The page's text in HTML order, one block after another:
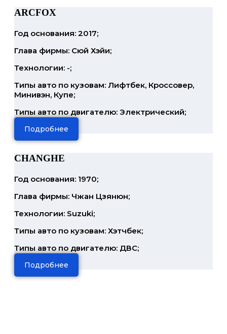
ARCFOX
Год основания: 2017;
Глава фирмы: Сюй Хэйи;
Технологии: -;
Типы авто по кузовам: Лифтбек, Кроссовер,
Минивэн, Купе;
Типы авто по двигателю: Электрический;
Подробнее
CHANGHE
Год основания: 1970;
Глава фирмы: Чжан Цзянюн;
Технологии: Suzuki;
Типы авто по кузовам: Хэтчбек;
Типы авто по двигателю: ДВС;
Подробнее